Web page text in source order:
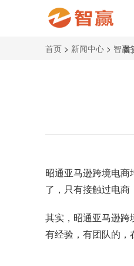
首
首页 > 新闻中心 > 智赢
昭通亚马逊跨境电商
了，只有接触过电商
其实，昭通亚马逊
有经验，有团队的，